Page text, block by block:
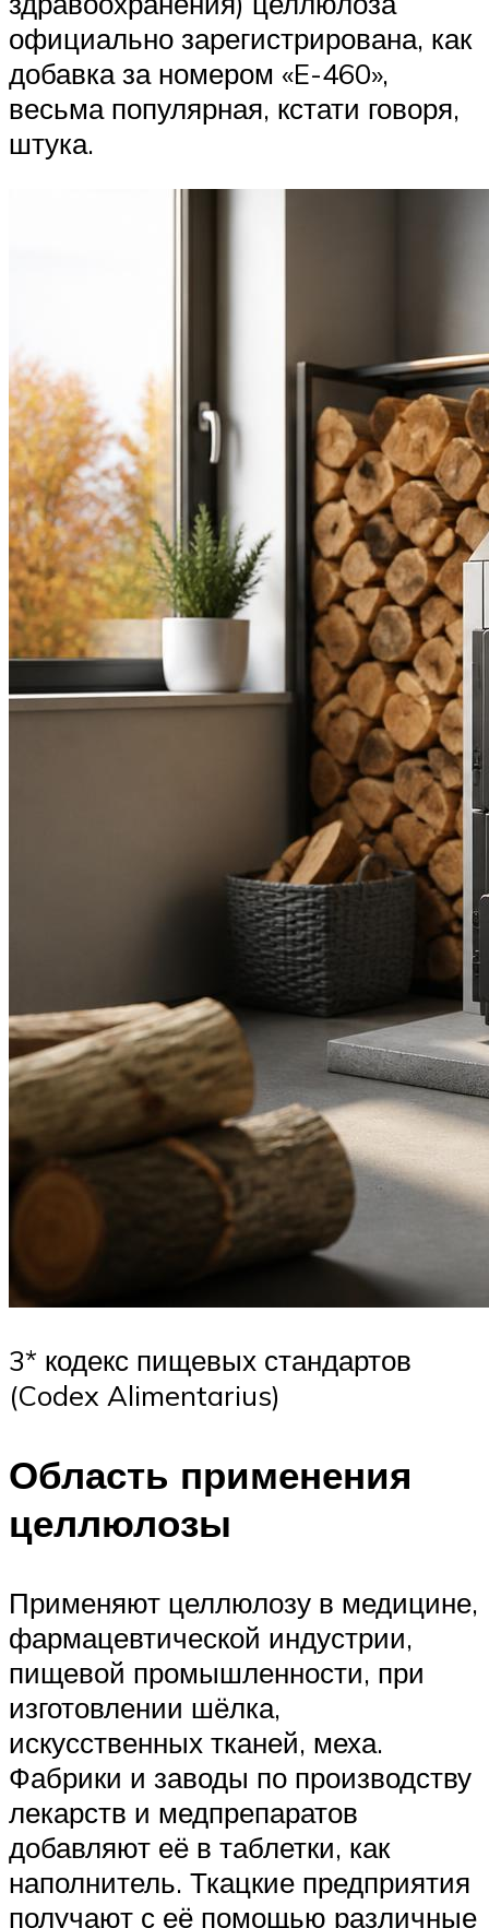
официально зарегистрирована, как
добавка за номером «E-460»,
весьма популярная, кстати говоря,
штука.
3* кодекс пищевых стандартов
(Codex Alimentarius)
Область применения
целлюлозы
Применяют целлюлозу в медицине,
фармацевтической индустрии,
пищевой промышленности, при
изготовлении шёлка,
искусственных тканей, меха.
Фабрики и заводы по производству
лекарств и медпрепаратов
добавляют её в таблетки, как
наполнитель. Ткацкие предприятия
получают с её помощью различные